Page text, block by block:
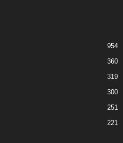
954
360
319
300
251
221